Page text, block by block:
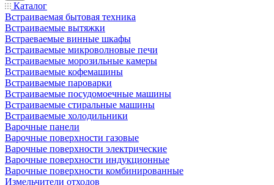
Каталог
Встраиваемая бытовая техника
Встраиваемые вытяжки
Встраеваемые винные шкафы
Встраиваемые микроволновые печи
Встраиваемые морозильные камеры
Встраиваемые кофемашины
Встраиваемые пароварки
Встраиваемые посудомоечные машины
Встраиваемые стиральные машины
Встраиваемые холодильники
Варочные панели
Варочные поверхности газовые
Варочные поверхности электрические
Варочные поверхности индукционные
Варочные поверхности комбинированные
Измельчители отходов